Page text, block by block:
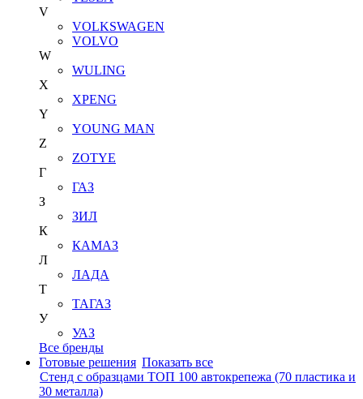
V
VOLKSWAGEN
VOLVO
W
WULING
X
XPENG
Y
YOUNG MAN
Z
ZOTYE
Г
ГАЗ
З
ЗИЛ
К
КАМАЗ
Л
ЛАДА
Т
ТАГАЗ
У
УАЗ
Все бренды
Готовые решения Показать все
Стенд с образцами ТОП 100 автокрепежа (70 пластика и
30 металла)